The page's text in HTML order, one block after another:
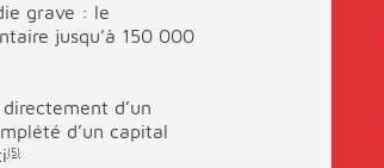
grave : le
jusqu’à 150 000
d’un
d’un capital
(5)